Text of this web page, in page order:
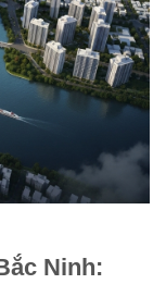
Ninh: